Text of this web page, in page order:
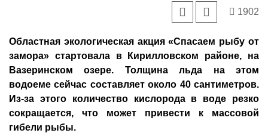
1902
Областная экологическая акция «Спасаем рыбу от
замора» стартовала в Кирилловском районе, на
Вазеринском озере. Толщина льда на этом
водоеме сейчас составляет около 40 сантиметров.
Из-за этого количество кислорода в воде резко
сокращается, что может привести к массовой
гибели рыбы.